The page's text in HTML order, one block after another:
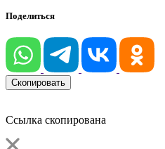
Поделиться
Скопировать
Ссылка скопирована